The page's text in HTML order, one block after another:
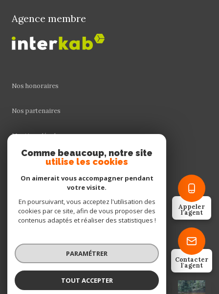
VALENTIN BRION
Appeler
l'agent
Contacter
l'agent
Agence membre
Nos honoraires
Nos partenaires
Mentions légales
Cookies
© 2026 | Tous droits réservés
Réalisé par
Comme beaucoup, notre site
utilise les cookies
On aimerait vous accompagner pendant
votre visite.
En poursuivant, vous acceptez l'utilisation des
cookies par ce site, afin de vous proposer des
contenus adaptés et réaliser des statistiques !
PARAMÉTRER
TOUT ACCEPTER